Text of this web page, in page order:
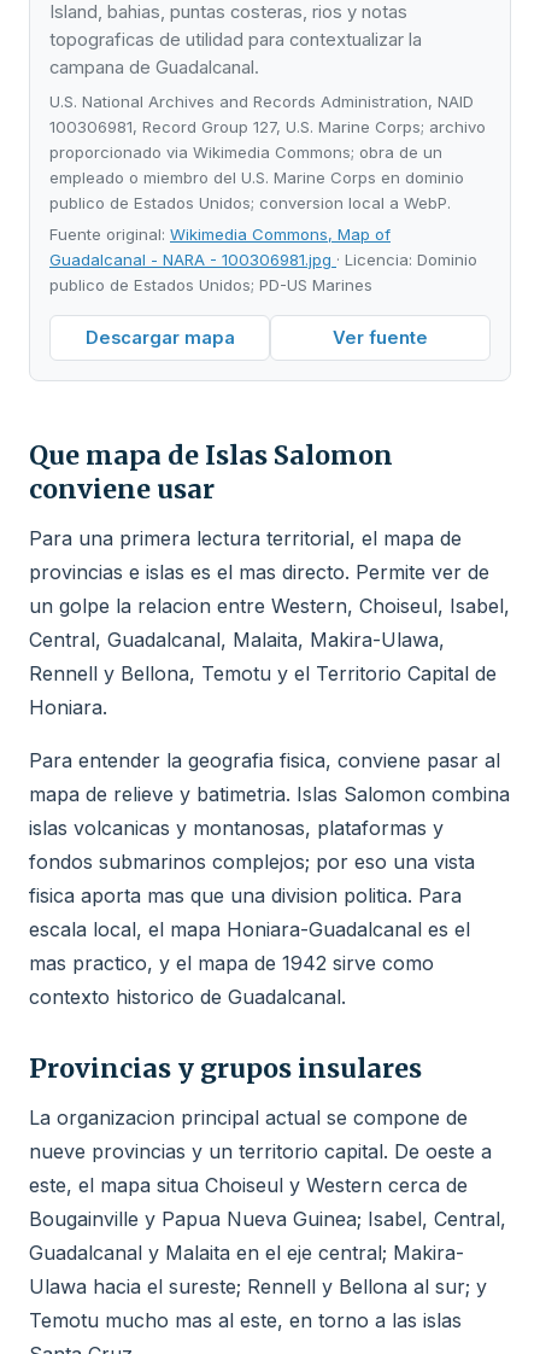
Island, bahias, puntas costeras, rios y notas
topograficas de utilidad para contextualizar la
campana de Guadalcanal.
U.S. National Archives and Records Administration, NAID
100306981, Record Group 127, U.S. Marine Corps; archivo
proporcionado via Wikimedia Commons; obra de un
empleado o miembro del U.S. Marine Corps en dominio
publico de Estados Unidos; conversion local a WebP.
Fuente original: Wikimedia Commons, Map of
Guadalcanal - NARA - 100306981.jpg · Licencia: Dominio
publico de Estados Unidos; PD-US Marines
Descargar mapa Ver fuente
Que mapa de Islas Salomon
conviene usar
Para una primera lectura territorial, el mapa de
provincias e islas es el mas directo. Permite ver de
un golpe la relacion entre Western, Choiseul, Isabel,
Central, Guadalcanal, Malaita, Makira-Ulawa,
Rennell y Bellona, Temotu y el Territorio Capital de
Honiara.
Para entender la geografia fisica, conviene pasar al
mapa de relieve y batimetria. Islas Salomon combina
islas volcanicas y montanosas, plataformas y
fondos submarinos complejos; por eso una vista
fisica aporta mas que una division politica. Para
escala local, el mapa Honiara-Guadalcanal es el
mas practico, y el mapa de 1942 sirve como
contexto historico de Guadalcanal.
Provincias y grupos insulares
La organizacion principal actual se compone de
nueve provincias y un territorio capital. De oeste a
este, el mapa situa Choiseul y Western cerca de
Bougainville y Papua Nueva Guinea; Isabel, Central,
Guadalcanal y Malaita en el eje central; Makira-
Ulawa hacia el sureste; Rennell y Bellona al sur; y
Temotu mucho mas al este, en torno a las islas